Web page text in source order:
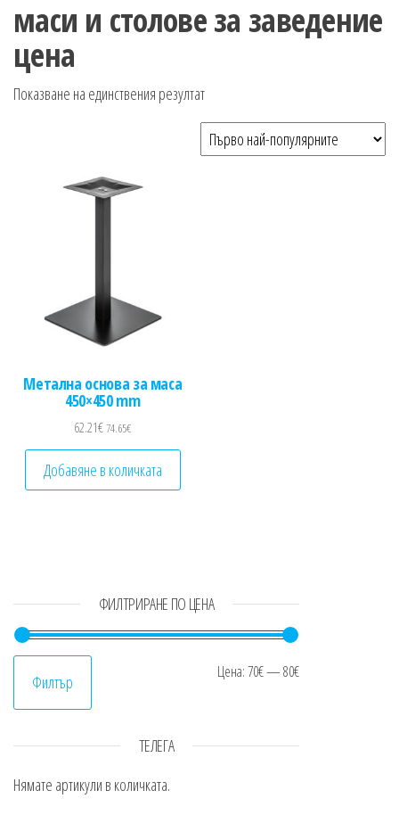
маси и столове за заведение
цена
Показване на единствения резултат
Метална основа за маса
450×450 mm
62.21€74.65€
Добавяне в количката
ФИЛТРИРАНЕ ПО ЦЕНА
Минимална
Максимална
Филтър Цена:70€—80€
ТЕЛЕГА
Нямате артикули в количката.